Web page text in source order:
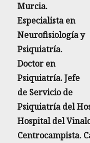
Murcia.
Especialista en
Neurofisiología y
Psiquiatría.
Doctor en
Psiquiatría. Jefe
de Servicio de
Psiquiatría del
Hospital del
Centrocampista.